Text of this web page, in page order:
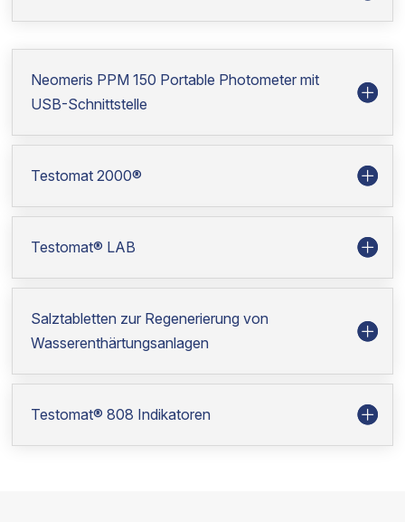
Neomeris PPM 150 Portable Photometer mit
USB-Schnittstelle
Testomat 2000®
Testomat® LAB
Salztabletten zur Regenerierung von
Wasserenthärtungsanlagen
Testomat® 808 Indikatoren